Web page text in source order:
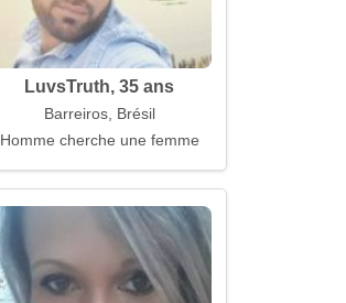
LuvsTruth, 35 ans
Barreiros, Brésil
Homme cherche une femme